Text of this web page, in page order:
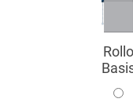
Rollo